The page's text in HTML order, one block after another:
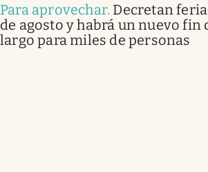
Para aprovechar. Decretan
de agosto y habrá un nuevo fin
largo para miles de personas